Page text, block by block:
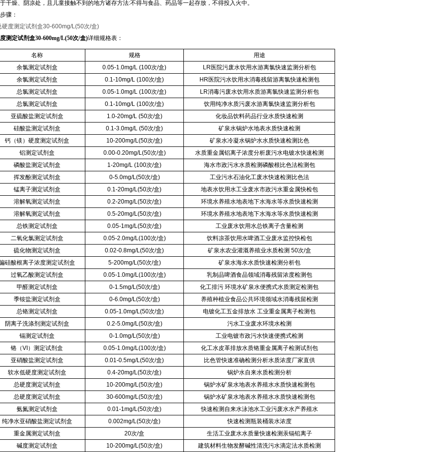
干燥、阴凉处，且儿童接触不到的地方诸存方法:不得与食品、药品等一起存放，不得投入火中。
骤：
测定试剂盒30-600mg/L(50次/盒)详细规格表：
名称 规格
用途
余氯测定试剂盒
0.05-1.0mg/L (100次/盒)
LR医院污废水饮用水游离氯快速监测分析包
余氯测定试剂盒
0.1-10mg/L (100次/盒)
HR医院污水饮用水消毒残留游离氯快速检测包
总氯测定试剂盒
0.05-1.0mg/L (100次/盒)
LR消毒污废水饮用水质游离氯快速监测分析包
总氯测定试剂盒
0.1-10mg/L (100次/盒)
饮用纯净水质污废水游离氯快速监测分析包
亚硫酸盐测定试剂盒
1.0-20mg/L (50次/盒)
化妆品饮料药品行业水质快速检测
硅酸盐测定试剂盒
0.1-3.0mg/L (50次/盒)
矿泉水锅炉水地表水质快速检测
钙（镁）硬度测定试剂盒
10-200mg/L(50次/盒)
矿泉水冷凝水锅炉水水质快速检测比色
铝测定试剂盒
0.00-0.20mg/L(50次/盒)
水质重金属铝离子浓度分析废污水电镀水快速检测
磷酸盐测定试剂盒
1-20mg/L (100次/盒)
海水市政污水水质检测磷酸根比色法检测包
挥发酚测定试剂盒
0-5.0mg/L(50次/盒)
工业污水石油化工废水快速检测比色法
锰离子测定试剂盒
0.1-20mg/L(50次/盒)
地表水饮用水工业废水市政污水重金属快检包
溶解氧测定试剂盒
0.2-20mg/L(50次/盒)
环境水养殖水地表地下水海水等水质快速检测
溶解氧测定试剂盒
0.5-20mg/L(50次/盒)
环境水养殖水地表地下水海水等水质快速检测
总铁测定试剂盒
0.05-1mg/L(50次/盒)
工业废水饮用水总铁离子含量检测
二氧化氯测定试剂盒
0.05-2.0mg/L(100次/盒)
饮料凉茶饮用水啤酒工业废水监控快检包
硫化物测定试剂盒
0.02-0.8mg/L(50次/盒)
矿泉水农业灌溉养殖业水质检测 50次/盒
硅酸根离子浓度测定试剂盒
5-200mg/L(50次/盒)
矿泉水海水水质快速检测分析包
过氧乙酸测定试剂盒
0.05-1.0mg/L(100次/盒)
乳制品啤酒食品领域消毒残留浓度检测包
甲醛测定试剂盒
0-1.5mg/L(50次/盒)
化工排污 环境水矿泉水便携式水质测定检测包
季铵盐测定试剂盒
0-6.0mg/L(50次/盒)
养殖种植业食品公共环境领域水消毒残留检测
总铬测定试剂盒
0.05-1.0mg/L(50次/盒)
电镀化工五金排放水 工业重金属离子检测包
阴离子洗涤剂测定试剂盒
0.2-5.0mg/L(50次/盒)
污水工业废水环境水检测
镉测定试剂盒
0-1.0mg/L(50次/盒)
工业电镀市政污水快速便携式检测
铬（VI）测定试剂盒
0.05-1.0mg/L(100次/盒)
化工水皮革排放水质铬重金属离子检测试剂包
亚硝酸盐测定试剂盒
0.01-0.5mg/L(50次/盒)
比色管快速准确检测分析水质浓度厂家直供
软水低硬度测定试剂盒
0.4-20mg/L(50次/盒)
锅炉水自来水质检测分析
总硬度测定试剂盒
10-200mg/L(50次/盒)
锅炉水矿泉水地表水养殖水水质快速检测包
总硬度测定试剂盒
30-600mg/L(50次/盒)
锅炉水矿泉水地表水养殖水水质快速检测包
氨氮测定试剂盒
0.01-1mg/L(50次/盒)
快速检测自来水泳池水工业污废水水产养殖水
纯净水亚硝酸盐测定试剂盒
0.002mg/L(50次/盒)
快速检测瓶装桶装水浓度
重金属测定试剂盒
20次/盒
生活工业废水水质量快速检测汞镉铅离子
碱度测定试剂盒
10-200mg/L(50次/盒)
建筑材料生物发酵碱性清洗污水滴定法水质检测